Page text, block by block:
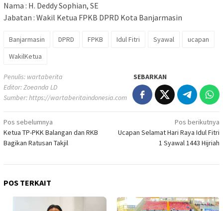
Nama : H. Deddy Sophian, SE
Jabatan : Wakil Ketua FPKB DPRD Kota Banjarmasin
Banjarmasin DPRD FPKB Idul Fitri Syawal
ucapan
WakilKetua
Penulis: wartaberita
Editor: Zoeanda LD
Sumber:https://wartaberitaindonesia.com
SEBARKAN
Navigasi
pos
Pos sebelumnya
Ketua TP-PKK Balangan dan RKB
Bagikan Ratusan Takjil
Pos berikutnya
Ucapan Selamat Hari Raya Idul Fitri
1 Syawal 1443 Hijriah
POS TERKAIT